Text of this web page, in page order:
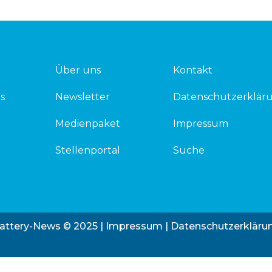
Über uns
Newsletter
Medienpaket
Stellenportal
Kontakt
Impressum
Suche
News © 2025 | Impressum |